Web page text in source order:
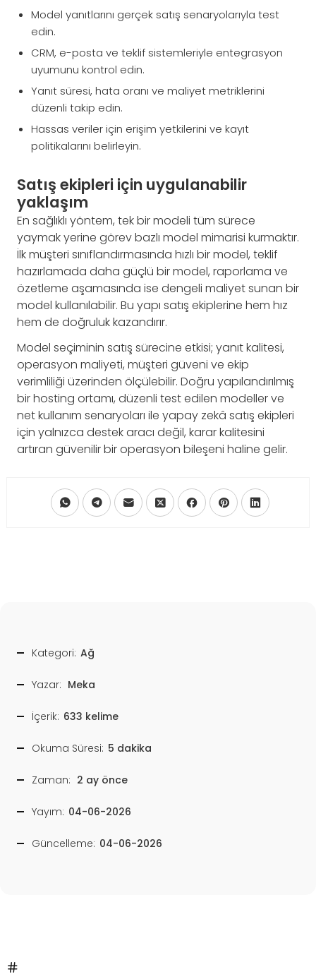
Model yanıtlarını gerçek satış senaryolarıyla test
edin.
CRM, e-posta ve teklif sistemleriyle entegrasyon
uyumunu kontrol edin.
Yanıt süresi, hata oranı ve maliyet metriklerini
düzenli takip edin.
Hassas veriler için erişim yetkilerini ve kayıt
politikalarını belirleyin.
Satış ekipleri için uygulanabilir
yaklaşım
En sağlıklı yöntem, tek bir modeli tüm sürece
yaymak yerine görev bazlı model mimarisi kurmaktır.
İlk müşteri sınıflandırmasında hızlı bir model, teklif
hazırlamada daha güçlü bir model, raporlama ve
özetleme aşamasında ise dengeli maliyet sunan bir
model kullanılabilir. Bu yapı satış ekiplerine hem hız
hem de doğruluk kazandırır.
Model seçiminin satış sürecine etkisi; yanıt kalitesi,
operasyon maliyeti, müşteri güveni ve ekip
verimliliği üzerinden ölçülebilir. Doğru yapılandırılmış
bir hosting ortamı, düzenli test edilen modeller ve
net kullanım senaryoları ile yapay zekâ satış ekipleri
için yalnızca destek aracı değil, karar kalitesini
artıran güvenilir bir operasyon bileşeni haline gelir.
Kategori: Ağ
Yazar: Meka
İçerik: 633 kelime
Okuma Süresi: 5 dakika
Zaman: 2 ay önce
Yayım: 04-06-2026
Güncelleme: 04-06-2026